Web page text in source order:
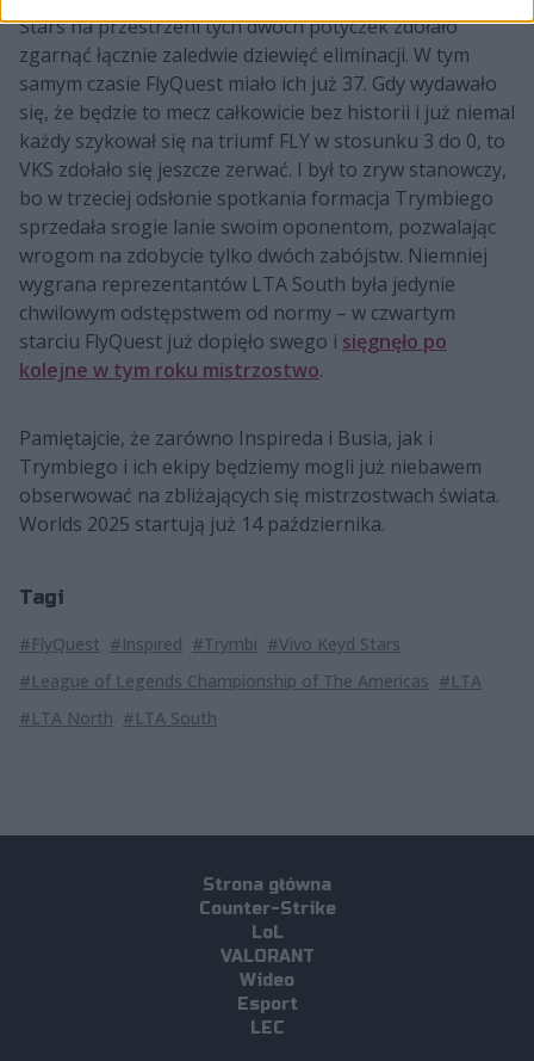
Stars na przestrzeni tych dwóch potyczek zdołało
zgarnąć łącznie zaledwie dziewięć eliminacji. W tym
samym czasie FlyQuest miało ich już 37. Gdy wydawało
się, że będzie to mecz całkowicie bez historii i już niemal
każdy szykował się na triumf FLY w stosunku 3 do 0, to
VKS zdołało się jeszcze zerwać. I był to zryw stanowczy,
bo w trzeciej odsłonie spotkania formacja Trymbiego
sprzedała srogie lanie swoim oponentom, pozwalając
wrogom na zdobycie tylko dwóch zabójstw. Niemniej
wygrana reprezentantów LTA South była jedynie
chwilowym odstępstwem od normy – w czwartym
starciu FlyQuest już dopięło swego i sięgnęło po
kolejne w tym roku mistrzostwo.
Pamiętajcie, że zarówno Inspireda i Busia, jak i
Trymbiego i ich ekipy będziemy mogli już niebawem
obserwować na zbliżających się mistrzostwach świata.
Worlds 2025 startują już 14 października.
Tagi
#FlyQuest #Inspired #Trymbi #Vivo Keyd Stars
#League of Legends Championship of The Americas #LTA
#LTA North #LTA South
Strona główna
Counter-Strike
LoL
VALORANT
Wideo
Esport
LEC